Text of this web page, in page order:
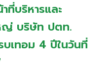
ที่บริหารและ
ญ่ บริษัท ปตท.
เทอม 4 ปีในวันที่